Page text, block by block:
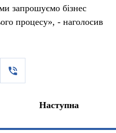
запрошуємо бізнес
процесу», - наголосив
Наступна